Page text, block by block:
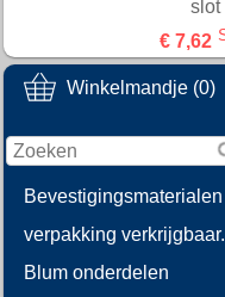
Winkelmandje (0)
verpakking verkrijgbaar.
Blum onderdelen
slot
€ 7,62